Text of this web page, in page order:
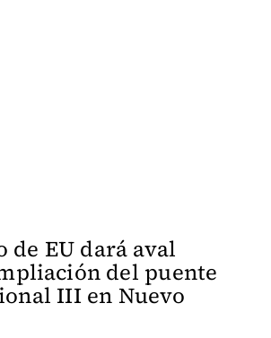
de EU dará aval
del puente
III en Nuevo